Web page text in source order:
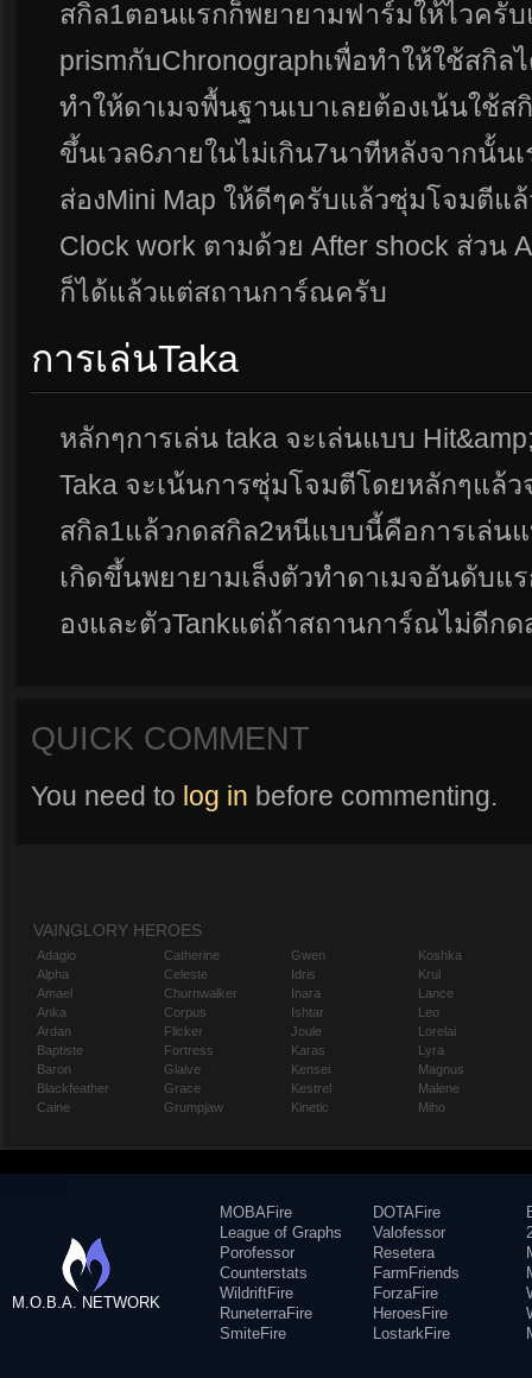
สกิล1ตอนแรกก็พยายามฟาร์มให้ไวครับ
prismกับChronographเพื่อทำให้ใช้สกิล
ทำให้ดาเมจพื้นฐานเบาเลยต้องเน้นใช้
ขึ้นเวล6ภายในไม่เกิน7นาทีหลังจากนั้น
ส่องMini Map ให้ดีๆครับแล้วซุ่มโจมตีแ
Clock work ตามด้วย After shock ส่วน
ก็ได้แล้วแต่สถานการ์ณครับ
การเล่นTaka
หลักๆการเล่น taka จะเล่นแบบ
Taka จะเน้นการซุ่มโจมตีโดยหลักๆแล้
สกิล1แล้วกดสกิล2หนีแบบนี้คือการเล่นแ
เกิดขึ้นพยายามเล็งตัวทำดาเมจอันดับแ
องและตัวTankแต่ถ้าสถานการ์ณไม่ดีก
QUICK COMMENT
You need to log in before commenting.
VAINGLORY HEROES
Adagio
Alpha
Amael
Anka
Ardan
Baptiste
Baron
Blackfeather
Caine
Catherine
Celeste
Churnwalker
Corpus
Flicker
Fortress
Glaive
Grace
Grumpjaw
Gwen
Idris
Inara
Ishtar
Joule
Karas
Kensei
Kestrel
Kinetic
Koshka
Krul
Lance
Leo
Lorelai
Lyra
Magnus
Malene
Miho
M.O.B.A. NETWORK
MOBAFire
League of Graphs
Porofessor
Counterstats
WildriftFire
RuneterraFire
SmiteFire
DOTAFire
Valofessor
Resetera
FarmFriends
ForzaFire
HeroesFire
LostarkFire